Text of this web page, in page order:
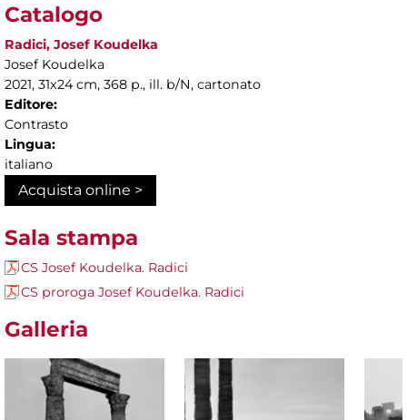
Catalogo
Radici, Josef Koudelka
Josef Koudelka
2021, 31x24 cm, 368 p., ill. b/N, cartonato
Editore:
Contrasto
Lingua:
italiano
Acquista online >
Sala stampa
CS Josef Koudelka. Radici
CS proroga Josef Koudelka. Radici
Galleria